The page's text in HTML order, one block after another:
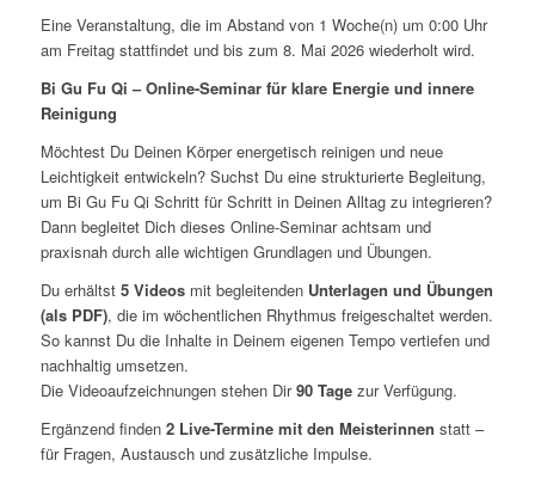
Eine Veranstaltung, die im Abstand von 1 Woche(n) um 0:00 Uhr
am Freitag stattfindet und bis zum 8. Mai 2026 wiederholt wird.
Bi Gu Fu Qi – Online-Seminar für klare Energie und innere
Reinigung
Möchtest Du Deinen Körper energetisch reinigen und neue
Leichtigkeit entwickeln? Suchst Du eine strukturierte Begleitung,
um Bi Gu Fu Qi Schritt für Schritt in Deinen Alltag zu integrieren?
Dann begleitet Dich dieses Online-Seminar achtsam und
praxisnah durch alle wichtigen Grundlagen und Übungen.
Du erhältst 5 Videosmit begleitenden Unterlagen und Übungen
(als PDF), die im wöchentlichen Rhythmus freigeschaltet werden.
So kannst Du die Inhalte in Deinem eigenen Tempo vertiefen und
nachhaltig umsetzen.
Die Videoaufzeichnungen stehen Dir90 Tagezur Verfügung.
Ergänzend finden 2 Live-Termine mit den Meisterinnen statt –
für Fragen, Austausch und zusätzliche Impulse.